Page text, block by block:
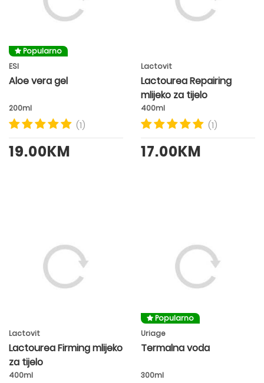
Popularno
ESI
Aloe vera gel
200ml
(1)
19.00KM
Lactovit
Lactourea Repairing
mlijeko za tijelo
400ml
(1)
17.00KM
Lactovit
Lactourea Firming mlijeko
za tijelo
400ml
Popularno
Uriage
Termalna voda
300ml